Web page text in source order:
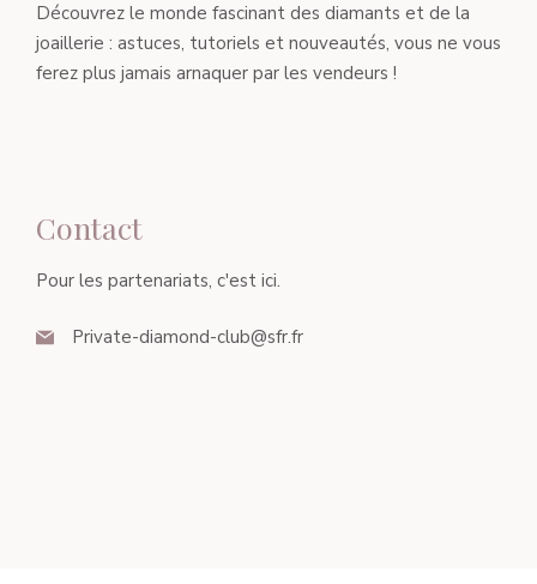
Découvrez le monde fascinant des diamants et de la
joaillerie : astuces, tutoriels et nouveautés, vous ne vous
ferez plus jamais arnaquer par les vendeurs !
Contact
Pour les partenariats, c'est ici.
Private-diamond-club@sfr.fr